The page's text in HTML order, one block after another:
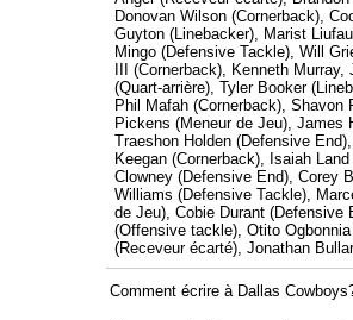
Donovan Wilson (Cornerback),
Guyton (Linebacker), Marist
Mingo (Defensive Tackle), Will
III (Cornerback), Kenneth
(Quart-arrière), Tyler Booker
Phil Mafah (Cornerback),
Pickens (Meneur de Jeu), James
Traeshon Holden (Defensive
Keegan (Cornerback), Isaiah
Clowney (Defensive End), Corey
Williams (Defensive Tackle),
de Jeu), Cobie Durant
(Offensive tackle), Otito
(Receveur écarté), Jonathan
Comment écrire à Dallas